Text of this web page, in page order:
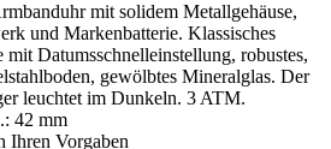
mit solidem Metallgehäuse,
und Markenbatterie. Klassisches
Datumsschnelleinstellung, robustes,
gewölbtes Mineralglas. Der
leuchtet im Dunkeln. 3 ATM.
42 mm
Ihren Vorgaben